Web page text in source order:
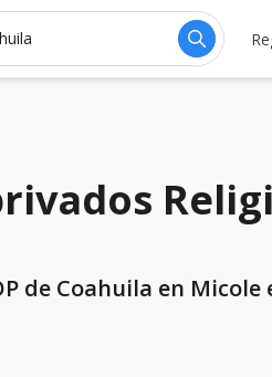
de Coahuila en